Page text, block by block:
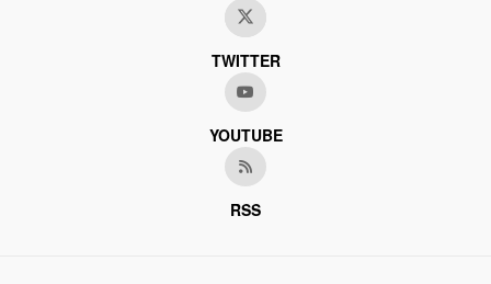
TWITTER
YOUTUBE
RSS